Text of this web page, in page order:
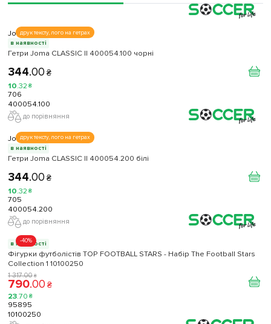
друк тексту, лого на гетрах
Joma
в наявності
Гетри Joma CLASSIC II 400054.100 чорні
344.00 ₴
10.32 ₴
706
400054.100
до порівняння
друк тексту, лого на гетрах
Joma
в наявності
Гетри Joma CLASSIC II 400054.200 білі
344.00 ₴
10.32 ₴
705
400054.200
до порівняння
-40%
в наявності
Фігурки футболістів TOP FOOTBALL STARS - Набір The Football Stars
Collection 1 10100250
1 317.00 ₴
790.00 ₴
23.70 ₴
95895
10100250